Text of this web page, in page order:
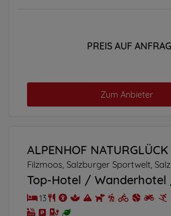
PREIS AUF
Zum Anbieter
ALPENHOF NATURGLÜCK
Filzmoos, Salzburger Sportwelt,
Top-Hotel Wanderhotel
13